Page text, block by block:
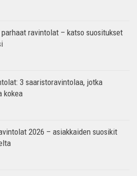
ravintolat – katso suositukset
3 saaristoravintolaa, jotka
kokea
2026 – asiakkaiden suosikit